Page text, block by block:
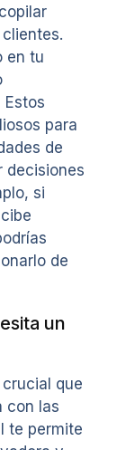
en tu
Estos
para
de
decisiones
si
de
un
que
con las
te permite